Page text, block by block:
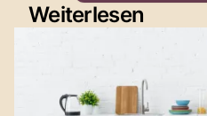
Weiterlesen